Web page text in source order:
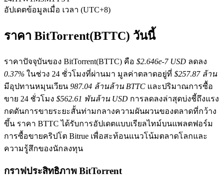
ฟิวเจอร์ส USDT
ฟิวเจอร์สที่ใช้ USDT เป็นหลักประกัน
ฟิวเจอร์ส COIN-M
อัปเดตข้อมูลเมื่อ เวลา (UTC+8)
ราคา BitTorrent(BTTC) วันนี้
ราคาปัจจุบันของ BitTorrent(BTTC) คือ $2.646e-7 USD ลดลง
0.37% ในช่วง 24 ชั่วโมงที่ผ่านมา มูลค่าตลาดอยู่ที่ $257.87 ล้าน
มีอุปทานหมุนเวียน 987.04 ล้านล้าน BTTC และปริมาณการซื้อ
ขาย 24 ชั่วโมง $562.61 พันล้าน USD การลดลงล่าสุดบ่งชี้ถึงแรง
กดดันการขายระยะสั้นท่ามกลางความผันผวนของตลาดที่กว้าง
ขึ้น ราคา BTTC ได้รับการอัปเดตแบบเรียลไทม์บนแพลตฟอร์ม
การซื้อขายคริปโต Bitrue เพื่อสะท้อนแนวโน้มตลาดโลกและ
ความรู้สึกของนักลงทุน
กราฟประสิทธิภาพ BitTorrent